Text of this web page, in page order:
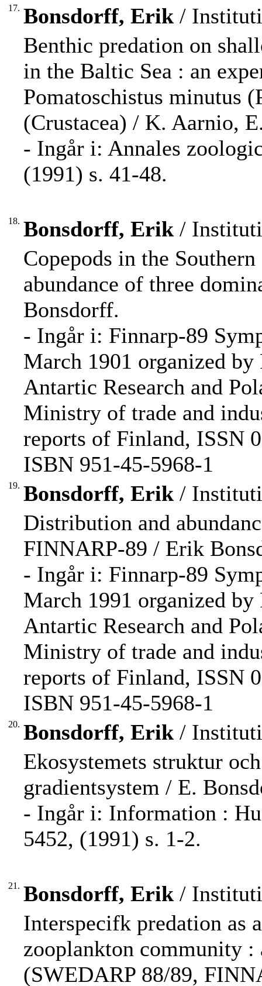
17. Bonsdorff, Erik /
Benthic predation on
in the Baltic Sea : an
Pomatoschistus minutus
(Crustacea) / K. Aarnio,
- Ingår i: Annales
(1991) s. 41-48.
18. Bonsdorff, Erik /
Copepods in the
abundance of three
Bonsdorff.
- Ingår i: Finnarp-89
March 1901 organized
Antartic Research and
Ministry of trade and
reports of Finland, ISSN
ISBN 951-45-5968-1
19. Bonsdorff, Erik /
Distribution and
FINNARP-89 / Erik
- Ingår i: Finnarp-89
March 1991 organized
Antartic Research and
Ministry of trade and
reports of Finland, ISSN
ISBN 951-45-5968-1
20. Bonsdorff, Erik /
Ekosystemets struktur
gradientsystem / E.
- Ingår i: Information :
5452, (1991) s. 1-2.
21. Bonsdorff, Erik /
Interspecifk predation as
zooplankton community :
(SWEDARP 88/89,